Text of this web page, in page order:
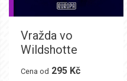
Vražda vo
Wildshotte
Cena od 295 Kč